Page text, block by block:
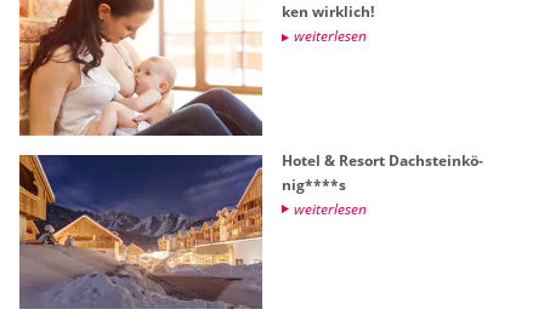
ken wirk­lich!
wei­ter­le­sen
Hotel & Re­sort Dach­stein­kö­
nig****s
wei­ter­le­sen